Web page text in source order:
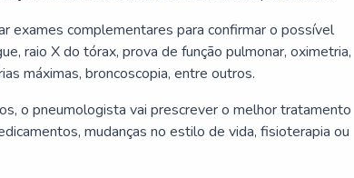
exames complementares para confirmar o possível
raio X do tórax, prova de função pulmonar, oximetria,
máximas, broncoscopia, entre outros.
o pneumologista vai prescrever o melhor tratamento
mudanças no estilo de vida, fisioterapia ou